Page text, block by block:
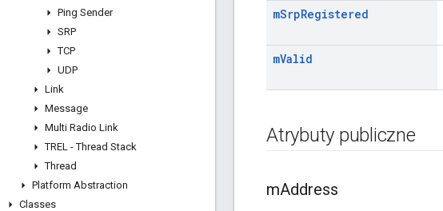
Ping Sender
SRP
TCP
UDP
Link
Message
Multi Radio Link
TREL - Thread Stack
Thread
Platform Abstraction
Classes
mSrpRegistered
mValid
Atrybuty publiczne
mAddress